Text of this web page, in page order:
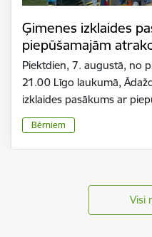
Ģimenes izklaides
piepūšamajām
Piektdien, 7. augustā, no
21.00 Līgo laukumā,
izklaides pasākums ar
Bērniem
Visi